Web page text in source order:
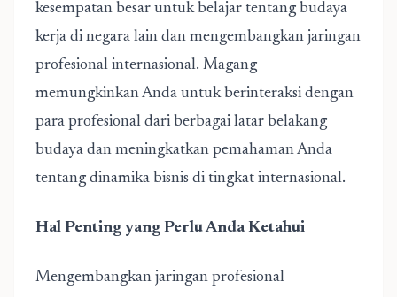
kesempatan besar untuk belajar tentang budaya
kerja di negara lain dan mengembangkan jaringan
profesional internasional. Magang
memungkinkan Anda untuk berinteraksi dengan
para profesional dari berbagai latar belakang
budaya dan meningkatkan pemahaman Anda
tentang dinamika bisnis di tingkat internasional.
Hal Penting yang Perlu Anda Ketahui
Mengembangkan jaringan profesional